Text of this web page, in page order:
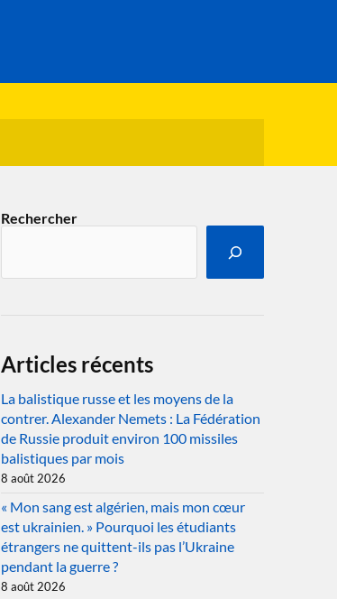
Rechercher
Articles récents
La balistique russe et les moyens de la
contrer. Alexander Nemets : La Fédération
de Russie produit environ 100 missiles
balistiques par mois
8 août 2026
« Mon sang est algérien, mais mon cœur
est ukrainien. » Pourquoi les étudiants
étrangers ne quittent-ils pas l’Ukraine
pendant la guerre ?
8 août 2026